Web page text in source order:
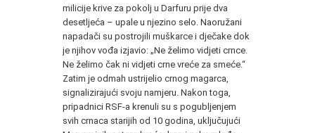
milicije krive za pokolj u Darfuru prije dva
desetljeća – upale u njezino selo. Naoružani
napadači su postrojili muškarce i dječake dok
je njihov vođa izjavio: „Ne želimo vidjeti crnce.
Ne želimo čak ni vidjeti crne vreće za smeće.“
Zatim je odmah ustrijelio crnog magarca,
signalizirajući svoju namjeru. Nakon toga,
pripadnici RSF-a krenuli su s pogubljenjem
svih crnaca starijih od 10 godina, uključujući